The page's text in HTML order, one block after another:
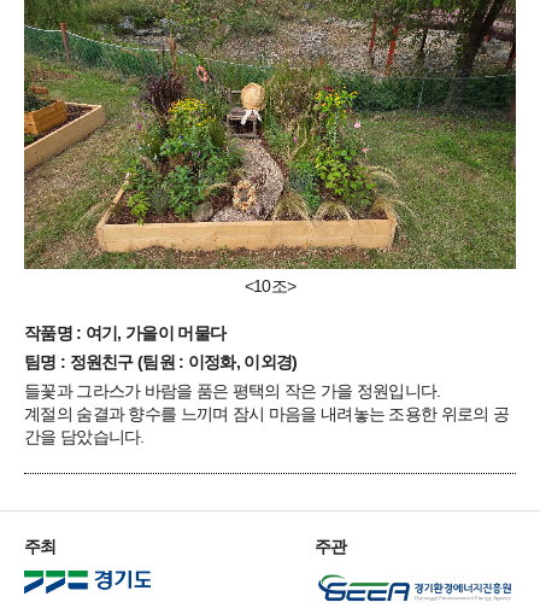
<10조>
작품명 : 여기, 가을이 머물다
팀명 : 정원친구 (팀원 : 이정화, 이외경)
들꽃과 그라스가 바람을 품은 평택의 작은 가을 정원입니다.
계절의 숨결과 향수를 느끼며 잠시 마음을 내려놓는 조용한 위로의 공
간을 담았습니다.
주최 주관